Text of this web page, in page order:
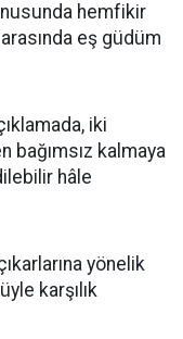
hemfikir
eş güdüm
iki
bağımsız kalmaya
hâle
yönelik
karşılık